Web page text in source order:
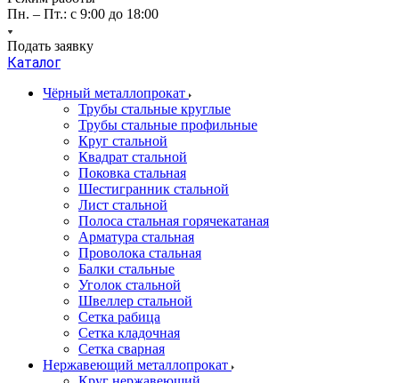
Пн. – Пт.: с 9:00 до 18:00
Подать заявку
Каталог
Чёрный металлопрокат
Трубы стальные круглые
Трубы стальные профильные
Круг стальной
Квадрат стальной
Поковка стальная
Шестигранник стальной
Лист стальной
Полоса стальная горячекатаная
Арматура стальная
Проволока стальная
Балки стальные
Уголок стальной
Швеллер стальной
Сетка рабица
Сетка кладочная
Сетка сварная
Нержавеющий металлопрокат